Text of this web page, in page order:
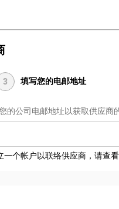
3 填写您的电邮地址
的公司电邮地址以获取供应商
一个帐户以联络供应商，请查看